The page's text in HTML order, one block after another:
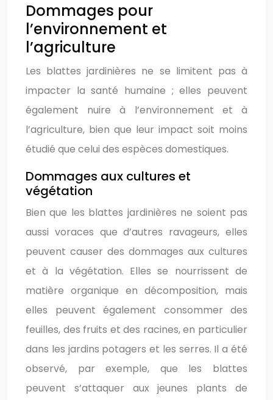
Dommages pour
l’environnement et
l’agriculture
Les blattes jardinières ne se limitent pas à
impacter la santé humaine ; elles peuvent
également nuire à l’environnement et à
l’agriculture, bien que leur impact soit moins
étudié que celui des espèces domestiques.
Dommages aux cultures et
végétation
Bien que les blattes jardinières ne soient pas
aussi voraces que d’autres ravageurs, elles
peuvent causer des dommages aux cultures
et à la végétation. Elles se nourrissent de
matière organique en décomposition, mais
elles peuvent également consommer des
feuilles, des fruits et des racines, en particulier
dans les jardins potagers et les serres. Il a été
observé, par exemple, que les blattes
peuvent s’attaquer aux jeunes plants de